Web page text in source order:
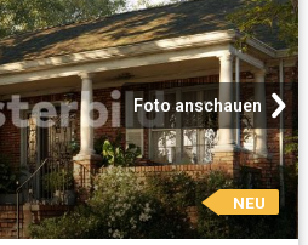
Foto anschauen
NEU